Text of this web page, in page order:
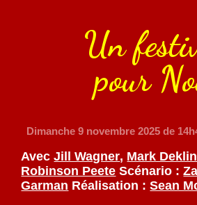
Un
pour
Dimanche 9 novembre 2025de
AvecJill Wagner, Mark Deklin
Robinson Peete Scénario :
Garman Réalisation :Sean